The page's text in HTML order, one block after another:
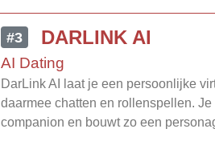
#3 DARLINK AI
AI Dating
DarLink AI laat je een persoonlijke
daarmee chatten en rollenspellen.
companion en bouwt zo een